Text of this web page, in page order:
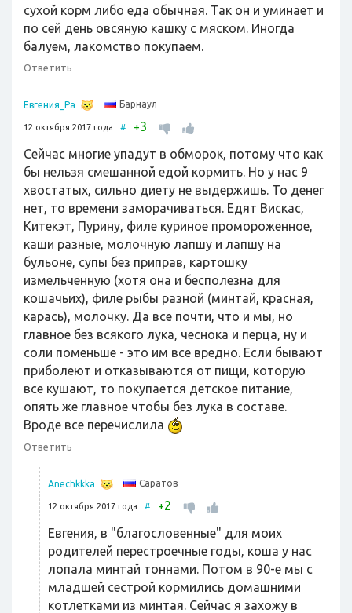
сухой корм либо еда обычная. Так он и уминает и
по сей день овсяную кашку с мяском. Иногда
балуем, лакомство покупаем.
Ответить
Евгения_Ра Барнаул
12 октября 2017 года # +3
Сейчас многие упадут в обморок, потому что как
бы нельзя смешанной едой кормить. Но у нас 9
хвостатых, сильно диету не выдержишь. То денег
нет, то времени заморачиваться. Едят Вискас,
Китекэт, Пурину, филе куриное промороженное,
каши разные, молочную лапшу и лапшу на
бульоне, супы без приправ, картошку
измельченную (хотя она и бесполезна для
кошачьих), филе рыбы разной (минтай, красная,
карась), молочку. Да все почти, что и мы, но
главное без всякого лука, чеснока и перца, ну и
соли поменьше - это им все вредно. Если бывают
приболеют и отказываются от пищи, которую
все кушают, то покупается детское питание,
опять же главное чтобы без лука в составе.
Вроде все перечислила
Ответить
Anechkkka Саратов
12 октября 2017 года # +2
Евгения, в "благословенные" для моих
родителей перестроечные годы, коша у нас
лопала минтай тоннами. Потом в 90-е мы с
младшей сестрой кормились домашними
котлетками из минтая. Сейчас я захожу в